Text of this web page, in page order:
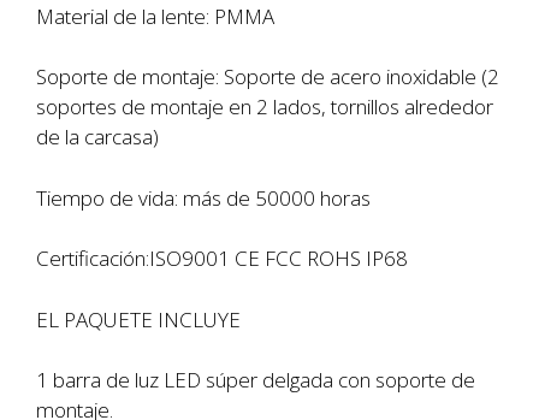
Material de la lente: PMMA
Soporte de montaje: Soporte de acero inoxidable (2
soportes de montaje en 2 lados, tornillos alrededor
de la carcasa)
Tiempo de vida: más de 50000 horas
Certificación:ISO9001 CE FCC ROHS IP68
EL PAQUETE INCLUYE
1 barra de luz LED súper delgada con soporte de
montaje.